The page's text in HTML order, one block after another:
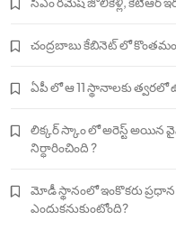
చంద్రబాబు కేబినెట్ లో
ఏపీ లో ఆ 11 స్థానాలకు
లిక్కర్ స్కాం లో అరెస్ట్ అయిన
నిర్ధారించింది ?
మోడీ స్థానంలో ఇంకొకరు
ఎందుకనుకుంటోంది?